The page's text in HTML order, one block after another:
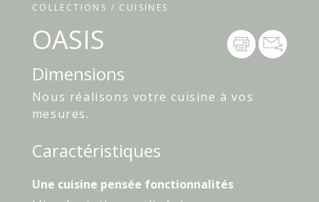
COLLECTIONS / CUISINES
OASIS
Dimensions
Nous réalisons votre cuisine à vos
mesures.
Caractéristiques
Une cuisine pensée fonctionnalités